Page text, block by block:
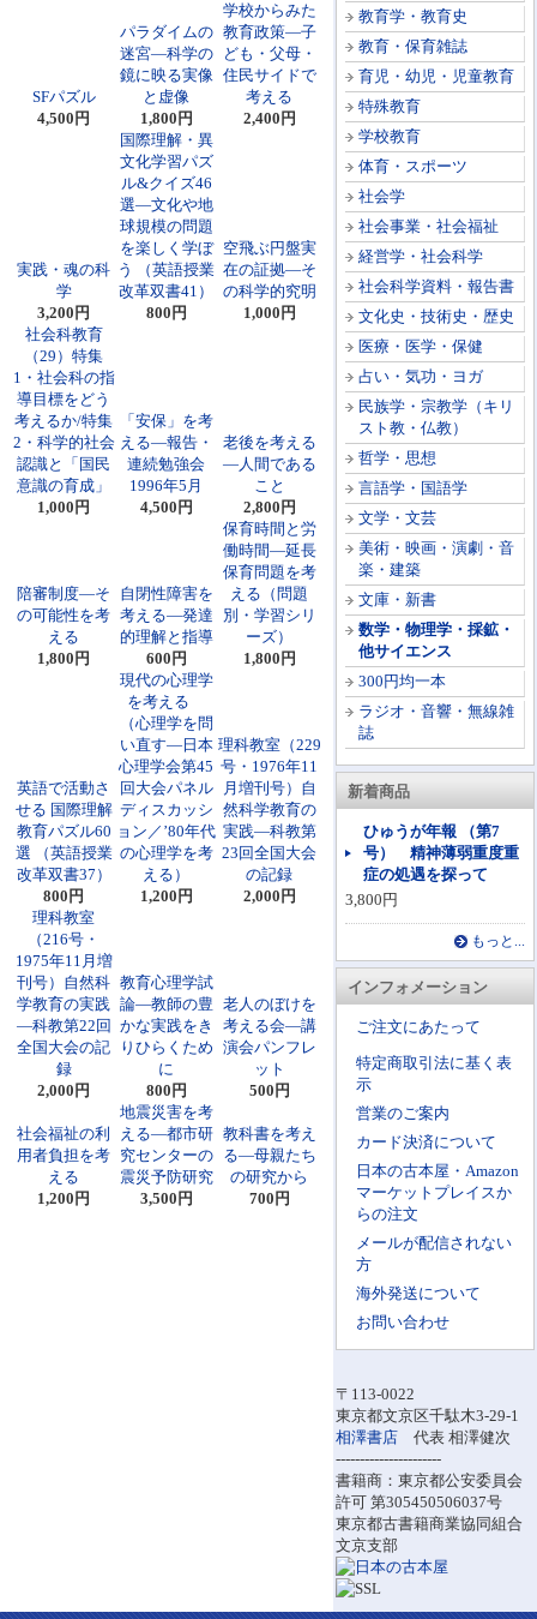
教育学・教育史
教育・保育雑誌
育児・幼児・児童教育
特殊教育
学校教育
体育・スポーツ
社会学
社会事業・社会福祉
経営学・社会科学
社会科学資料・報告書
文化史・技術史・歴史
医療・医学・保健
占い・気功・ヨガ
民族学・宗教学（キリ
スト教・仏教）
哲学・思想
言語学・国語学
文学・文芸
美術・映画・演劇・音
楽・建築
文庫・新書
数学・物理学・採鉱・
他サイエンス
300円均一本
ラジオ・音響・無線雑
誌
新着商品
ひゅうが年報 （第7
号） 精神薄弱重度重
症の処遇を探って
3,800円
もっと...
インフォメーション
ご注文にあたって
特定商取引法に基く表
示
営業のご案内
カード決済について
日本の古本屋・Amazon
マーケットプレイスか
らの注文
メールが配信されない
方
海外発送について
お問い合わせ
〒113-0022
東京都文京区千駄木3-29-1
相澤書店 代表 相澤健次
----------------------
書籍商：東京都公安委員会
許可 第305450506037号
東京都古書籍商業協同組合
文京支部
SFパズル
4,500円
パラダイムの
迷宮―科学の
鏡に映る実像
と虚像
1,800円
学校からみた
教育政策―子
ども・父母・
住民サイドで
考える
2,400円
実践・魂の科
学
3,200円
国際理解・異
文化学習パズ
ル&クイズ46
選―文化や地
球規模の問題
を楽しく学ぼ
う （英語授業
改革双書41）
800円
空飛ぶ円盤実
在の証拠―そ
の科学的究明
1,000円
社会科教育
（29）特集
1・社会科の指
導目標をどう
考えるか/特集
2・科学的社会
認識と「国民
意識の育成」
1,000円
「安保」を考
える―報告・
連続勉強会
1996年5月
4,500円
老後を考える
―人間である
こと
2,800円
陪審制度―そ
の可能性を考
える
1,800円
自閉性障害を
考える―発達
的理解と指導
600円
保育時間と労
働時間―延長
保育問題を考
える（問題
別・学習シリ
ーズ）
1,800円
英語で活動さ
せる 国際理解
教育パズル60
選 （英語授業
改革双書37）
800円
現代の心理学
を考える
（心理学を問
い直す―日本
心理学会第45
回大会パネル
ディスカッシ
ョン／’80年代
の心理学を考
える）
1,200円
理科教室（229
号・1976年11
月増刊号）自
然科学教育の
実践―科教第
23回全国大会
の記録
2,000円
理科教室
（216号・
1975年11月増
刊号）自然科
学教育の実践
―科教第22回
全国大会の記
録
2,000円
教育心理学試
論―教師の豊
かな実践をき
りひらくため
に
800円
老人のぼけを
考える会―講
演会パンフレ
ット
500円
社会福祉の利
用者負担を考
える
1,200円
地震災害を考
える―都市研
究センターの
震災予防研究
3,500円
教科書を考え
る―母親たち
の研究から
700円